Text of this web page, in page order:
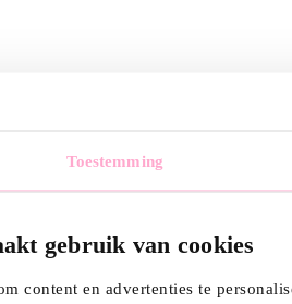
Toestemming
gebruik van cookies
content en advertenties te